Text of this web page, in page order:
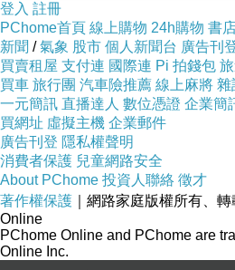
great living,
Great枕被館 防蹣抗菌
Belle《防蹣抗菌-100%澳
被》-單人:格蕾寢飾精品館
登入 註冊
PChome首頁 線上購物 24h購物 書
新聞 /氣象 股市 個人新聞台 廣告刊
買賣租屋 支付連 國際連 Pi 拍錢包
買車 旅行團 汽車險推薦 線上麻將 雜
一元簡訊 直播達人 數位憑證 企業簡
買網址 虛擬主機 企業郵件
廣告刊登 隱私權聲明
消費者保護 兒童網路安全
About PChome 投資人聯絡 徵才
著作權保護 ｜網路家庭版權所有、
Online
PChome Online and PChome are
Online Inc.